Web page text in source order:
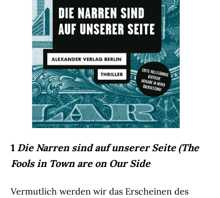
1 Die Narren sind auf unserer Seite (The
Fools in Town are on Our Side
Vermutlich werden wir das Erscheinen des